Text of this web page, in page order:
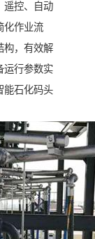
遥控、自动
化作业流
构，有效解
运行参数实
能石化码头